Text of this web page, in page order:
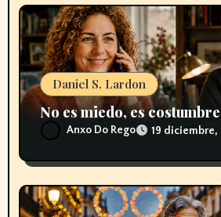
d
Daniel S. Lardon
No es miedo, es costumbre
Anxo Do Rego 19 diciembre,